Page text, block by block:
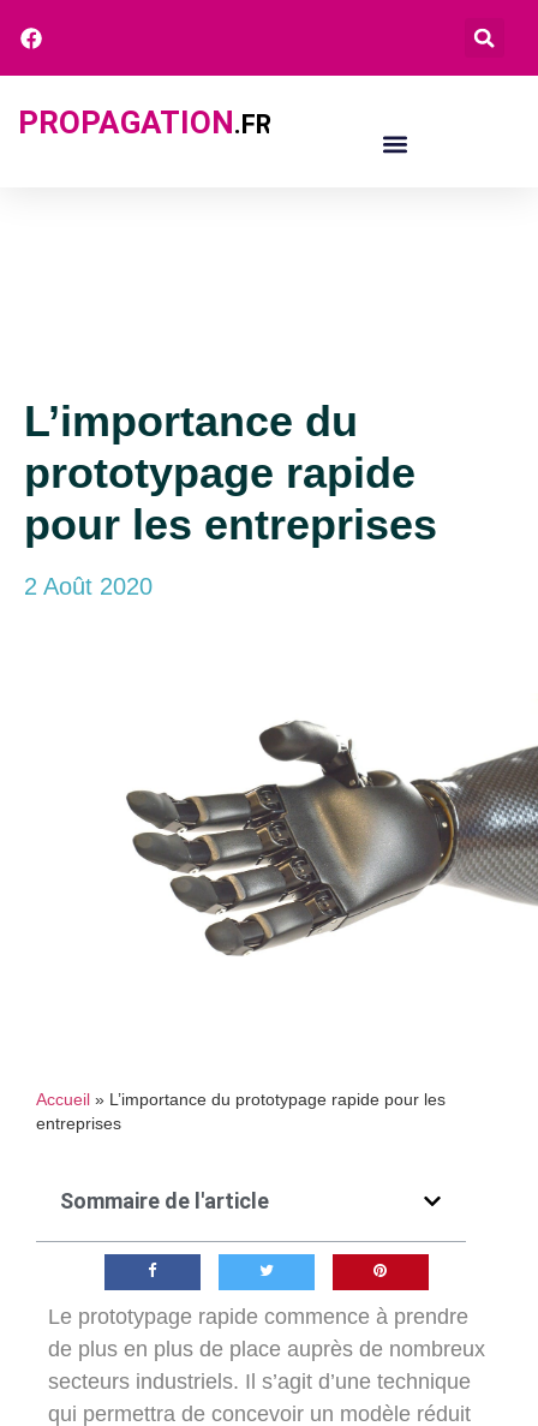
PROPAGATION.FR
L’importance du
prototypage rapide
pour les entreprises
2 Août 2020
Accueil » L’importance du prototypage rapide pour les
entreprises
Sommaire de l'article
Le prototypage rapide commence à prendre
de plus en plus de place auprès de nombreux
secteurs industriels. Il s’agit d’une technique
qui permettra de concevoir un modèle réduit